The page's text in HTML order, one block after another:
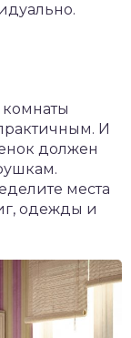
И
должен
места
одежды и